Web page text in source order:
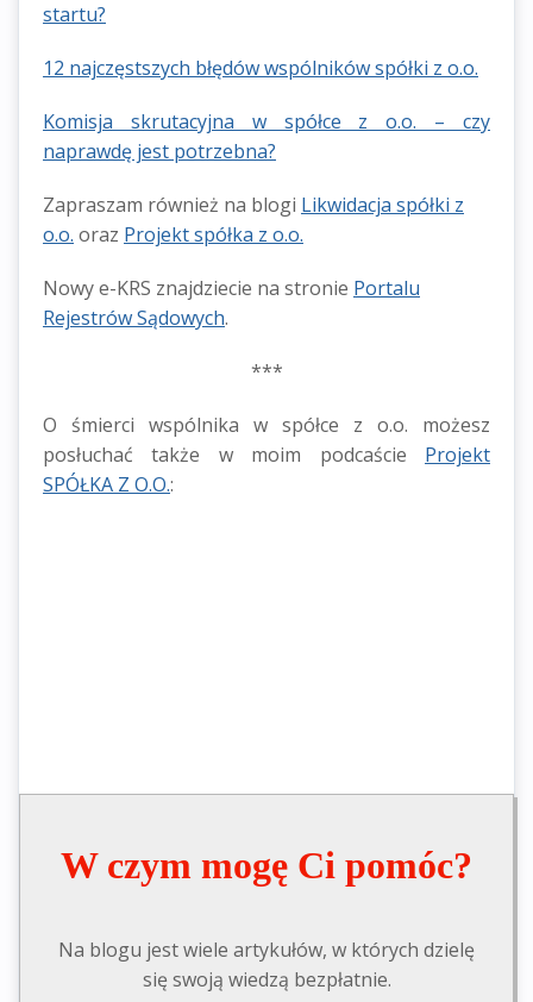
startu?
12 najczęstszych błędów wspólników spółki z o.o.
Komisja skrutacyjna w spółce z o.o. – czy
naprawdę jest potrzebna?
Zapraszam również na blogi Likwidacja spółki z
o.o. oraz Projekt spółka z o.o.
Nowy e-KRS znajdziecie na stronie Portalu
Rejestrów Sądowych.
***
O śmierci wspólnika w spółce z o.o. możesz
posłuchać także w moim podcaście Projekt
SPÓŁKA Z O.O.:
W czym mogę Ci pomóc?
Na blogu jest wiele artykułów, w których dzielę
się swoją wiedzą bezpłatnie.